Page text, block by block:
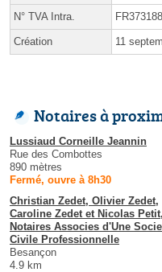
N° TVA Intra.
Création 11
Notaires à
Lussiaud Corneille Jeannin
Rue des Combottes
890 mètres
Fermé, ouvre à 8h30
Christian Zedet, Olivier Zedet,
Caroline Zedet et Nicolas Petit,
Notaires Associes d'Une
Civile Professionnelle
Besançon
4.9 km